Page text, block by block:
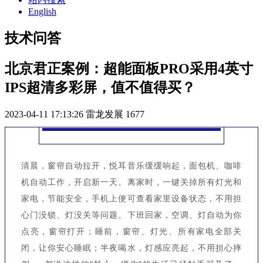
English
技术问答
北京君正案例：超能面板PRO采用4英寸
IPS超清多彩屏，值不值得买？
2023-04-11 17:13:26 雷龙发展 1677
清晨，窗帘自动拉开，悦耳音乐缓缓响起，面包机、咖啡
机自动工作，开启新一天。离家时，一键关掉所有灯光和
家电，节能安全，手机上便可查看家里设备状态，不用担
心门没锁、灯没关等问题。下班回家，空调、灯自动为你
点亮，窗帘打开；睡前，窗帘、灯光、所有家电全部关
闭，让你安心睡眠；半夜喝水，灯感应亮起，不用担心摔